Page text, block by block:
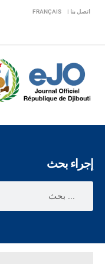
اتصل بنا | FRANÇAIS
إجراء بحث